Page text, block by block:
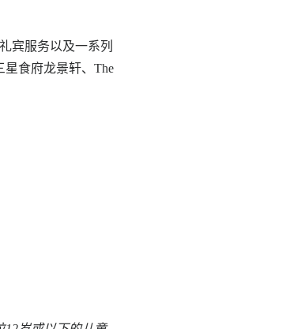
宾服务以及一系列
食府龙景轩、The